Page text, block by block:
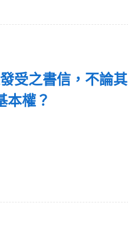
受之書信，不論其
本權？